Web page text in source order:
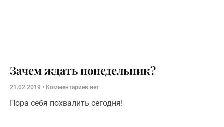
Зачем ждать понедельник?
21.02.2019 Комментариев нет
Пора себя похвалить сегодня!